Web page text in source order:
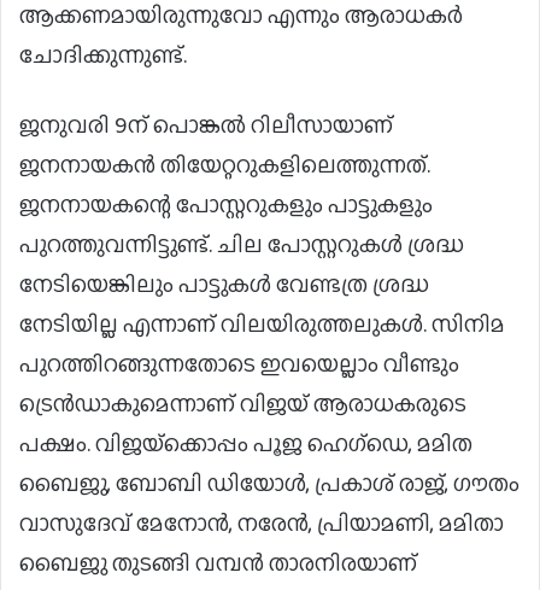
ആക്കണമായിരുന്നുവോ എന്നും ആരാധകർ
ചോദിക്കുന്നുണ്ട്.
ജനുവരി 9ന് പൊങ്കൽ റിലീസായാണ്
ജനനായകൻ തിയേറ്ററുകളിലെത്തുന്നത്.
ജനനായകന്റെ പോസ്റ്ററുകളും പാട്ടുകളും
പുറത്തുവന്നിട്ടുണ്ട്. ചില പോസ്റ്ററുകൾ ശ്രദ്ധ
നേടിയെങ്കിലും പാട്ടുകൾ വേണ്ടത്ര ശ്രദ്ധ
നേടിയില്ല എന്നാണ് വിലയിരുത്തലുകൾ. സിനിമ
പുറത്തിറങ്ങുന്നതോടെ ഇവയെല്ലാം വീണ്ടും
ട്രെൻഡാകുമെന്നാണ് വിജയ് ആരാധകരുടെ
പക്ഷം. വിജയ്‌ക്കൊപ്പം പൂജ ഹെഗ്‌ഡെ, മമിത
ബൈജു, ബോബി ഡിയോൾ, പ്രകാശ് രാജ്, ഗൗതം
വാസുദേവ് മേനോൻ, നരേൻ, പ്രിയാമണി, മമിതാ
ബൈജു തുടങ്ങി വമ്പൻ താരനിരയാണ്